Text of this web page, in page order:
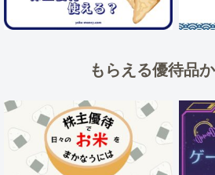
もらえる優待品